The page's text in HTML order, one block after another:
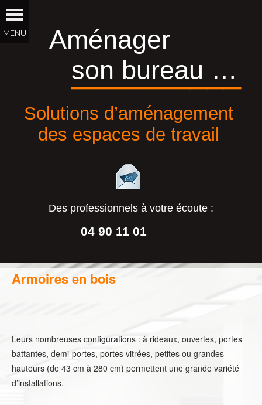
Aménager
son bureau …
Solutions d’aménagement
des espaces de travail
Des professionnels à votre écoute :
04 90 11 01
__________
Armoires en bois
Leurs nombreuses configurations : à rideaux, ouvertes, portes
battantes, demi-portes, portes vitrées, petites ou grandes
hauteurs (de 43 cm à 280 cm) permettent une grande variété
d’installations.